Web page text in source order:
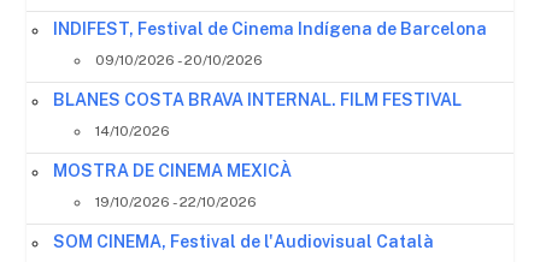
INDIFEST, Festival de Cinema Indígena de Barcelona
09/10/2026 - 20/10/2026
BLANES COSTA BRAVA INTERNAL. FILM FESTIVAL
14/10/2026
MOSTRA DE CINEMA MEXICÀ
19/10/2026 - 22/10/2026
SOM CINEMA, Festival de l'Audiovisual Català